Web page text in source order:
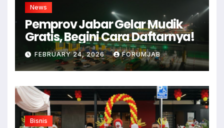
News
Pemprov Jabar Gelar Mudik
Gratis, Begini Cara Daftarnya!
FEBRUARY 24, 2026 FORUMJAB
Bisnis